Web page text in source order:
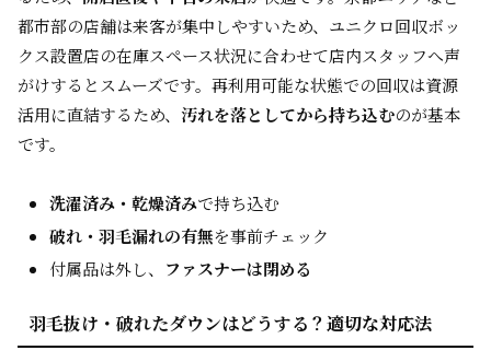
都市部の店舗は来客が集中しやすいため、ユニクロ回収ボッ
クス設置店の在庫スペース状況に合わせて店内スタッフへ声
がけするとスムーズです。再利用可能な状態での回収は資源
活用に直結するため、 汚れを落としてから持ち込むのが基本
です。
洗濯済み・乾燥済みで持ち込む
破れ・羽毛漏れの有無を事前チェック
付属品は外し、 ファスナーは閉める
羽毛抜け・破れたダウンはどうする？適切な対応法